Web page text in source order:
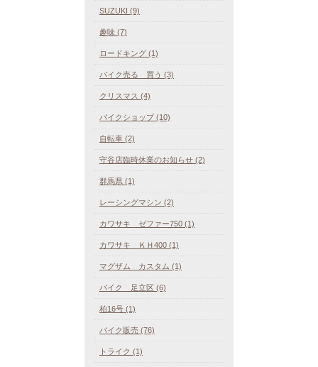
SUZUKI (9)
趣味 (7)
ロードキング (1)
バイク売る 買う (3)
クリスマス (4)
バイクショップ (10)
自転車 (2)
守谷店臨時休業のお知らせ (2)
群馬県 (1)
レーシングマシン (2)
カワサキ ゼファー750 (1)
カワサキ ＫＨ400 (1)
マグザム カスタム (1)
バイク 足立区 (6)
柏16号 (1)
バイク販売 (76)
トライク (1)